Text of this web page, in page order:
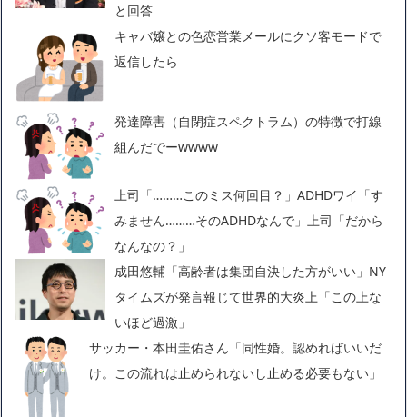
と回答
キャバ嬢との色恋営業メールにクソ客モードで
返信したら
発達障害（自閉症スペクトラム）の特徴で打線
組んだでーwwww
上司「………このミス何回目？」ADHDワイ「す
みません………そのADHDなんで」上司「だから
なんなの？」
成田悠輔「高齢者は集団自決した方がいい」NY
タイムズが発言報じて世界的大炎上「この上な
いほど過激」
サッカー・本田圭佑さん「同性婚。認めればいいだ
け。この流れは止められないし止める必要もない」